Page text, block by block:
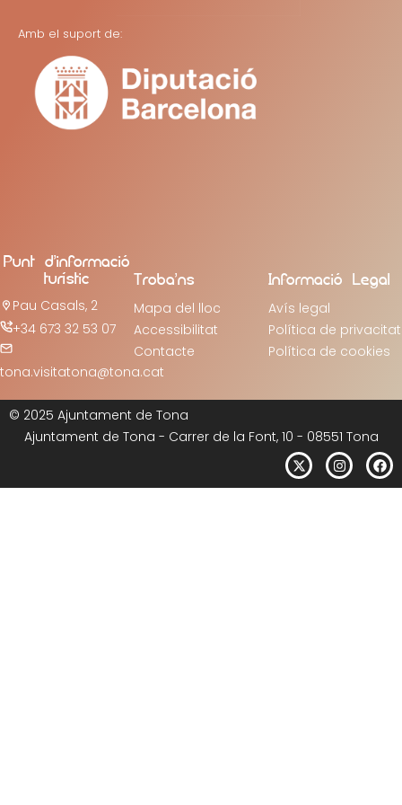
Amb el suport de:
Punt d’informació
turístic
Pau Casals, 2
+34 673 32 53 07
tona.visitatona@tona.cat
Troba’ns
Mapa del lloc
Accessibilitat
Contacte
Informació Legal
Avís legal
Política de privacitat
Política de cookies
© 2025 Ajuntament de Tona
Ajuntament de Tona - Carrer de la Font, 10 - 08551 Tona